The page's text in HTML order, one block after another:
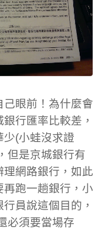
眼前！為什麼會
行匯率比較差，
(小蛙沒求證
但是京城銀行有
網路銀行，如此
跑一趟銀行，小
員說這個目的，
必須要當場存